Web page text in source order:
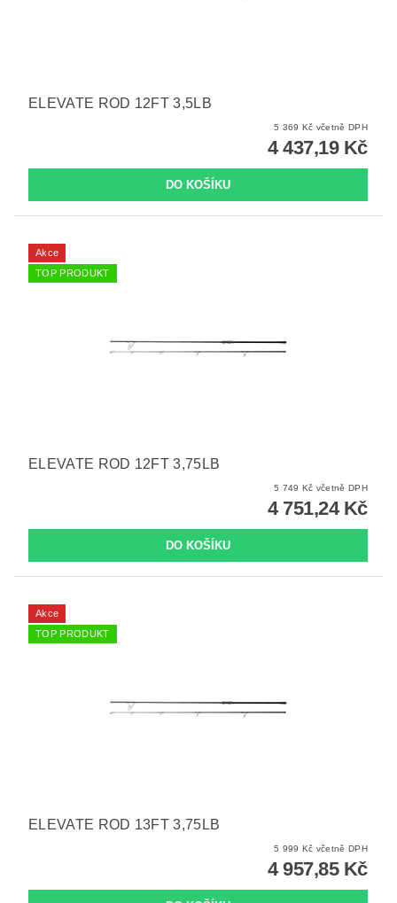
ELEVATE ROD 12FT 3,5LB
5 369 Kč včetně DPH
4 437,19 Kč
Akce
TOP PRODUKT
ELEVATE ROD 12FT 3,75LB
5 749 Kč včetně DPH
4 751,24 Kč
Akce
TOP PRODUKT
ELEVATE ROD 13FT 3,75LB
5 999 Kč včetně DPH
4 957,85 Kč